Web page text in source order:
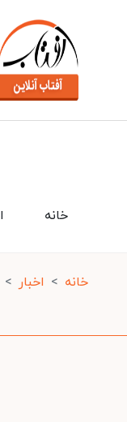
خانه
خانه اخبار